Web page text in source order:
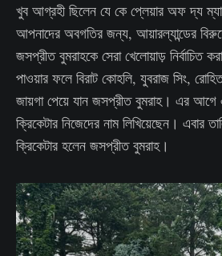
খুব আগ্রহী ছিলেন যে কে প্লেয়ার অফ দ্য
আপনাদের অবগতির জন্য, আয়ারল্যান্ডের
জসপ্রীত বুমরাহকে সেরা খেলোয়াড় নির্বাচিত
পাওয়ার ফলে বিরাট কোহলি, যুবরাজ সিং,
জায়গা পেয়ে যান জসপ্রীত বুমরাহ। এর
ক্রিকেটার নিজেদের নাম লিখিয়েছেন। এবার
ক্রিকেটার হলেন জসপ্রীত বুমরাহ।